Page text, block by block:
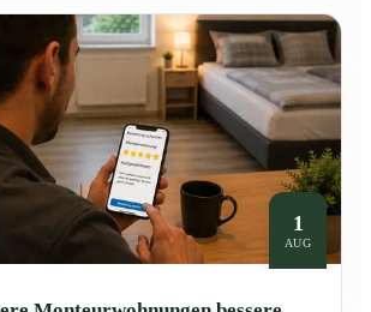
1
AUG